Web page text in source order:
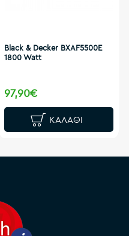
Black & Decker BXAF5500E
1800 Watt
97,90€
ΚΑΛΆΘΙ